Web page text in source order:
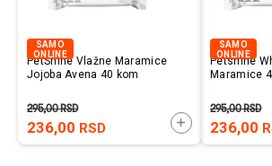
SAMO
ONLINE
PetShine Vlažne Maramice
Jojoba Avena 40 kom
236,00 RSD
295,00RSD
DODAJTE U
SAMO
ONLINE
Petshine
Maramice
236,00
295,00RSD